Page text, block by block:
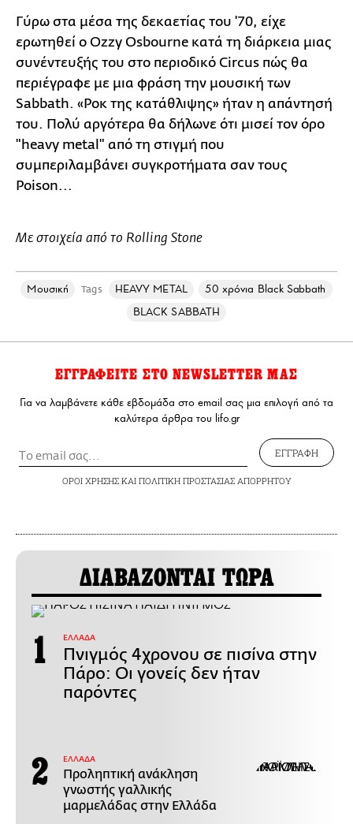
Γύρω στα μέσα της δεκαετίας του '70, είχε
ερωτηθεί ο Ozzy Osbourne κατά τη διάρκεια μιας
συνέντευξής του στο περιοδικό Circus πώς θα
περιέγραφε με μια φράση την μουσική των
Sabbath. «Ροκ της κατάθλιψης» ήταν η απάντησή
του. Πολύ αργότερα θα δήλωνε ότι μισεί τον όρο
"heavy metal" από τη στιγμή που
συμπεριλαμβάνει συγκροτήματα σαν τους
Poison...
Με στοιχεία από το Rolling Stone
Μουσική Tags HEAVY METAL
50 χρόνια Black Sabbath
BLACK SABBATH
ΕΓΓΡΑΦΕΙΤΕ ΣΤΟ NEWSLETTER ΜΑΣ
Για να λαμβάνετε κάθε εβδομάδα στο email σας μια επιλογή από τα
καλύτερα άρθρα του lifo.gr
ΕΓΓΡΑΦΗ
ΟΡΟΙ ΧΡΗΣΗΣΚΑΙ ΠΟΛΙΤΙΚΗ ΠΡΟΣΤΑΣΙΑΣ ΑΠΟΡΡΗΤΟΥ
ΔΙΑΒΑΖΟΝΤΑΙ ΤΩΡΑ
ΕΛΛΑΔΑ
Πνιγμός 4χρονου σε πισίνα στην
Πάρο: Οι γονείς δεν ήταν
παρόντες
ΕΛΛΑΔΑ
Προληπτική ανάκληση
γνωστής γαλλικής
μαρμελάδας στην Ελλάδα